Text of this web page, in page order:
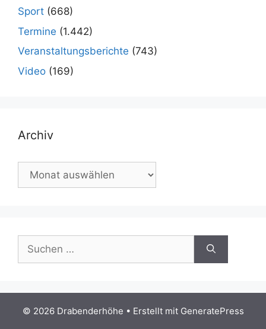
Sport (668)
Termine (1.442)
Veranstaltungsberichte (743)
Video (169)
Archiv
Archiv
nach:
© 2026 Drabenderhöhe • Erstellt mit GeneratePress